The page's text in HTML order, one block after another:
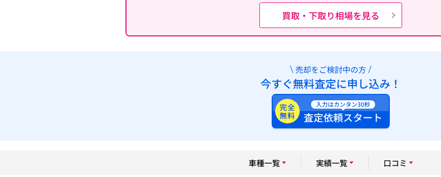
買取・下取り相場を見る
売却をご検討中の方
今すぐ無料査定に申し込み！
完全
無料
入力はカンタン30秒
査定依頼スタート
車種一覧 実績一覧 口コミ